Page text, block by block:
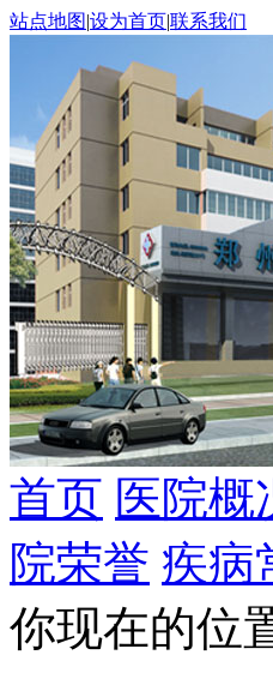
站点地图|设为首页|联系我们
首页 医院概
院荣誉 疾病
你现在的位